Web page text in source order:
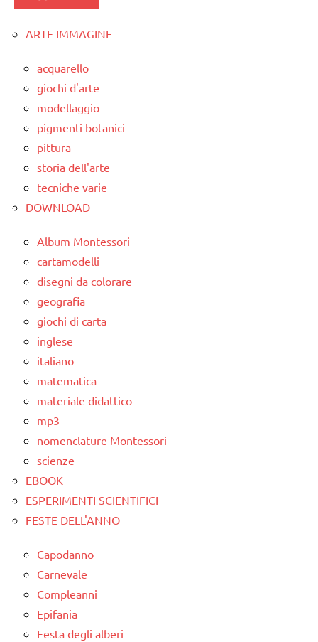
DIDATTICA
materiale
didattico
nomenclature
Montessori
SVILUPPO
SENSORIALE
TUTORIAL
TUTTI GLI
ARGOMENTI
TUTTI GLI
ARTICOLI
da 0
anni
3 ai
6
anni
GUIDA
DIDATTICA
MONTESSORI
SVILUPPO
TUTTI GLI
ARGOMENTI
PER ETA'
TUTTI GLI
ARTICOLI
ARTE IMMAGINE
acquarello
giochi d'arte
modellaggio
pigmenti botanici
pittura
storia dell'arte
tecniche varie
DOWNLOAD
Album Montessori
cartamodelli
disegni da colorare
geografia
giochi di carta
inglese
italiano
matematica
materiale didattico
mp3
nomenclature Montessori
scienze
EBOOK
ESPERIMENTI SCIENTIFICI
FESTE DELL'ANNO
Capodanno
Carnevale
Compleanni
Epifania
Festa degli alberi